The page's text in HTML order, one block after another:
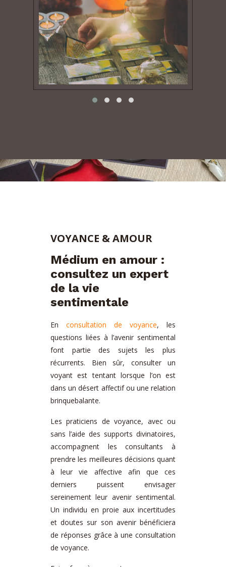
VOYANCE & AMOUR
Médium en amour :
consultez un expert
de la vie
sentimentale
En consultation de voyance, les
questions liées à l’avenir sentimental
font partie des sujets les plus
récurrents. Bien sûr, consulter un
voyant est tentant lorsque l’on est
dans un désert affectif ou une relation
brinquebalante.
Les praticiens de voyance, avec ou
sans l’aide des supports divinatoires,
accompagnent les consultants à
prendre les meilleures décisions quant
à leur vie affective afin que ces
derniers puissent envisager
sereinement leur avenir sentimental.
Un individu en proie aux incertitudes
et doutes sur son avenir bénéficiera
de réponses grâce à une consultation
de voyance.